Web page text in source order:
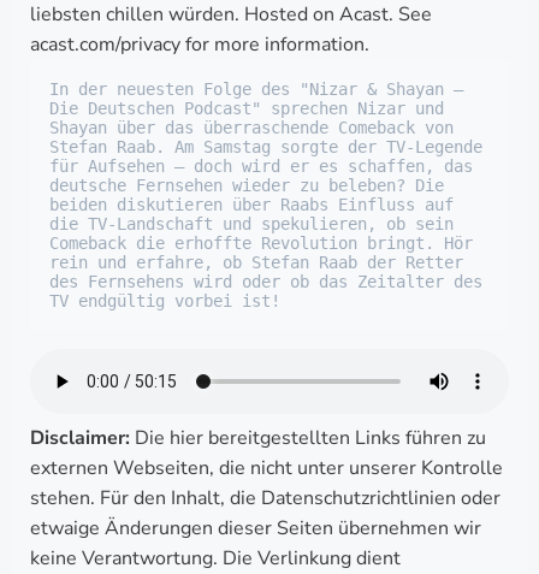
liebsten chillen würden. Hosted on Acast. See
acast.com/privacy for more information.
In der neuesten Folge des "Nizar & Shayan –
Die Deutschen Podcast" sprechen Nizar und
Shayan über das überraschende Comeback von
Stefan Raab. Am Samstag sorgte der TV-Legende
für Aufsehen – doch wird er es schaffen, das
deutsche Fernsehen wieder zu beleben? Die
beiden diskutieren über Raabs Einfluss auf
die TV-Landschaft und spekulieren, ob sein
Comeback die erhoffte Revolution bringt. Hör
rein und erfahre, ob Stefan Raab der Retter
des Fernsehens wird oder ob das Zeitalter des
TV endgültig vorbei ist!
Disclaimer: Die hier bereitgestellten Links führen zu
externen Webseiten, die nicht unter unserer Kontrolle
stehen. Für den Inhalt, die Datenschutzrichtlinien oder
etwaige Änderungen dieser Seiten übernehmen wir
keine Verantwortung. Die Verlinkung dient